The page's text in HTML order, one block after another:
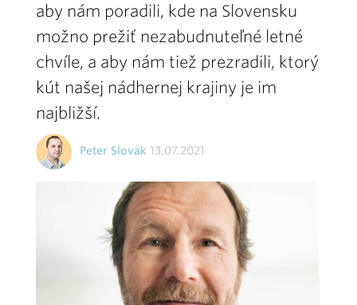
aby nám poradili, kde na Slovensku
možno prežiť nezabudnuteľné letné
chvíle, a aby nám tiež prezradili, ktorý
kút našej nádhernej krajiny je im
najbližší.
Peter Slovák 13.07.2021